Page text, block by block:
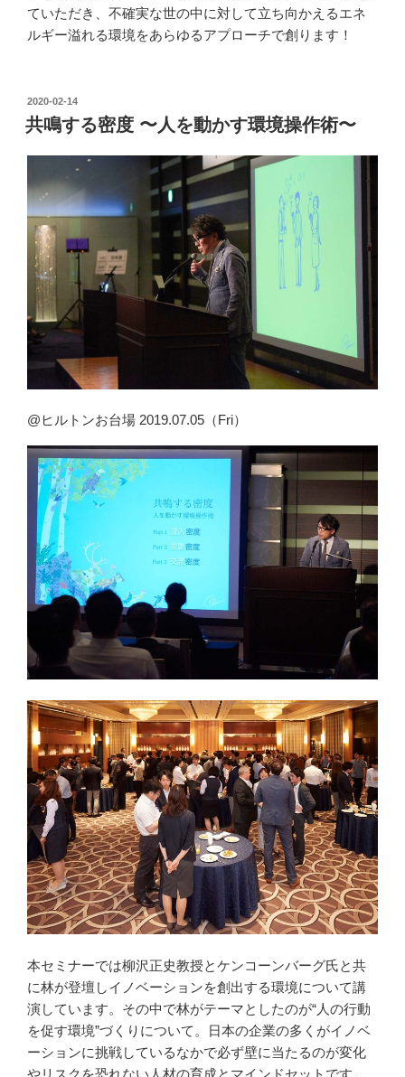
ていただき、不確実な世の中に対して立ち向かえるエネ
ルギー溢れる環境をあらゆるアプローチで創ります！
投
稿
日:
2020-02-14
共鳴する密度 〜人を動かす環境操作術〜
@ヒルトンお台場 2019.07.05（Fri）
本セミナーでは柳沢正史教授とケンコーンバーグ氏と共
に林が登壇しイノベーションを創出する環境について講
演しています。その中で林がテーマとしたのが“人の行動
を促す環境”づくりについて。日本の企業の多くがイノベ
ーションに挑戦しているなかで必ず壁に当たるのが変化
やリスクを恐れない人材の育成とマインドセットです。